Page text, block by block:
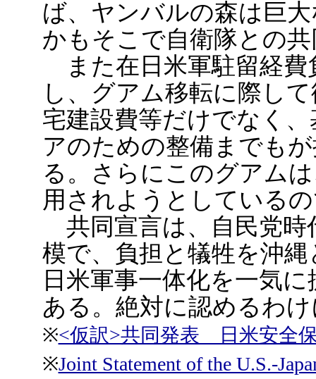
ば、ヤンバルの森は巨
かもそこで自衛隊との
また在日米軍駐留経費
し、グアム移転に際し
宅建設費等だけでなく
アのための整備までも
る。さらにこのグアム
用されようとしている
共同宣言は、自民党時
模で、負担と犠牲を沖
日米軍事一体化を一気
ある。絶対に認めるわ
※<仮訳>共同発表 日米安全
※Joint Statement of the U.S.-